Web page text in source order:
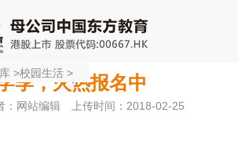
季，火热报名中
：网站编辑 上传时间：2018-02-25
>校园生活 >